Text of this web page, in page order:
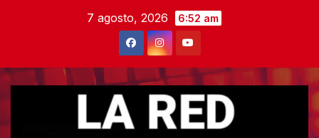
7 agosto, 2026 6:52 am